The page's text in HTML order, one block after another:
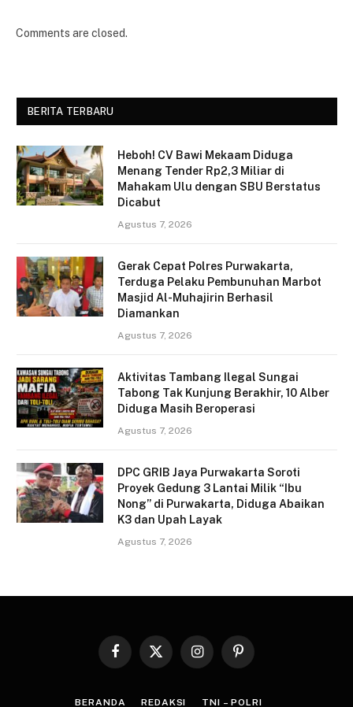
Comments are closed.
BERITA TERBARU
Heboh! CV Bawi Mekaam Diduga
Menang Tender Rp2,3 Miliar di
Mahakam Ulu dengan SBU Berstatus
Dicabut
Agustus 7, 2026
Gerak Cepat Polres Purwakarta,
Terduga Pelaku Pembunuhan Marbot
Masjid Al-Muhajirin Berhasil
Diamankan
Agustus 7, 2026
Aktivitas Tambang Ilegal Sungai
Tabong Tak Kunjung Berakhir, 10 Alber
Diduga Masih Beroperasi
Agustus 7, 2026
DPC GRIB Jaya Purwakarta Soroti
Proyek Gedung 3 Lantai Milik “Ibu
Nong” di Purwakarta, Diduga Abaikan
K3 dan Upah Layak
Agustus 7, 2026
Facebook
X
InstagramPinterest
BERANDA REDAKSI TNI – POLRI